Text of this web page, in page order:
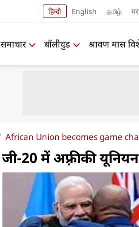
हिन्दी English தமிழ்
समाचार बॉलीवुड श्रावण मास
African Union becomes game
जी-20 में अफ़्रीकी